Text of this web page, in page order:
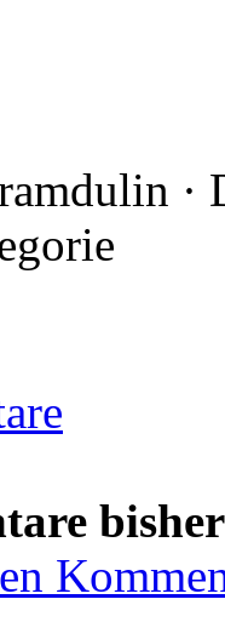
·
bisher